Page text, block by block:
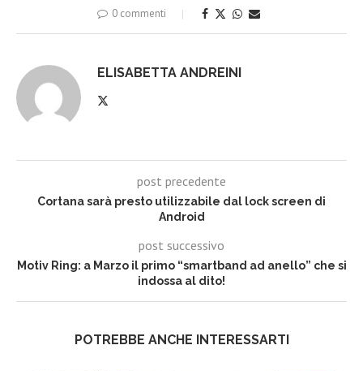
0 commenti
ELISABETTA ANDREINI
post precedente
Cortana sarà presto utilizzabile dal lock screen di
Android
post successivo
Motiv Ring: a Marzo il primo “smartband ad anello” che si
indossa al dito!
POTREBBE ANCHE INTERESSARTI